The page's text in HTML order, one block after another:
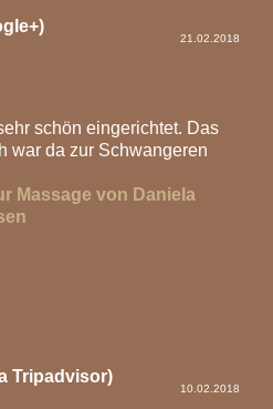
21.02.2018
schön eingerichtet. Das
war da zur Schwangeren
Massage von Daniela
Tripadvisor)
10.02.2018